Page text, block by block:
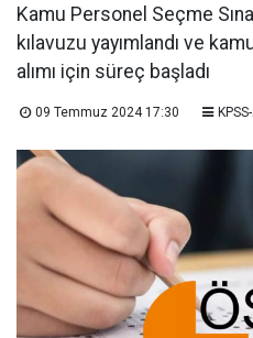
Kamu Personel Seçme
kılavuzu yayımlandı ve
alımı için süreç başladı
09 Temmuz 2024 17:30